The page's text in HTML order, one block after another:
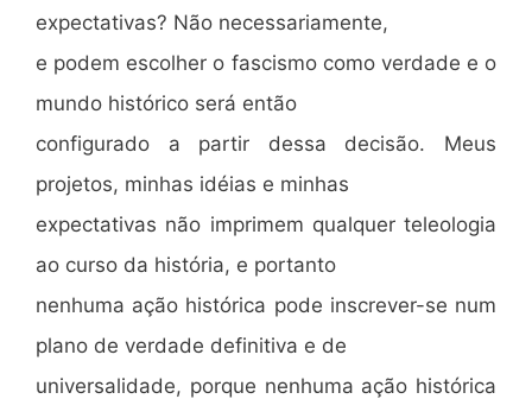
expectativas? Não necessariamente,
e podem escolher o fascismo como verdade e o
mundo histórico será então
configurado a partir dessa decisão. Meus
projetos, minhas idéias e minhas
expectativas não imprimem qualquer teleologia
ao curso da história, e portanto
nenhuma ação histórica pode inscrever-se num
plano de verdade definitiva e de
universalidade, porque nenhuma ação histórica